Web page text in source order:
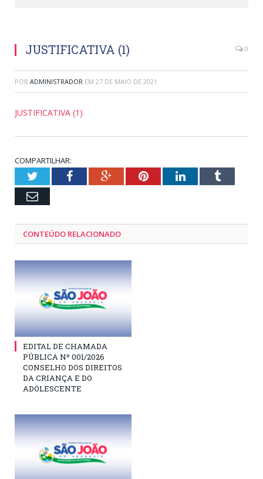
JUSTIFICATIVA (1) 0
POR ADMINISTRADOR EM 27 DE MAIO DE 2021
JUSTIFICATIVA (1)
COMPARTILHAR:
TwitterFacebookGoogle+PinterestLinkedInTumblr
Email
CONTEÚDO RELACIONADO
EDITAL DE CHAMADA
PÚBLICA Nº 001/2026
CONSELHO DOS DIREITOS
DA CRIANÇA E DO
ADOLESCENTE